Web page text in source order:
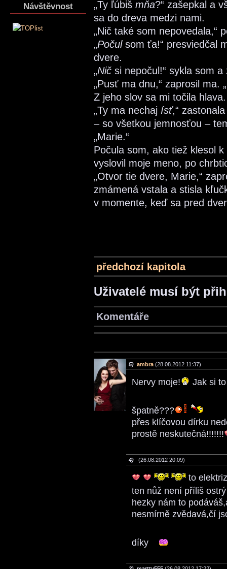
Návštěvnost „Ty ľúbiš mňa?“ zašepkal a
sa do dreva medzi nami.
„Nič také som nepovedala,“
„Počulsom ťa!“ presviedčal
dvere.
„Nič si nepočul!“ sykla som
„Pusť ma dnu,“ zaprosil ma.
Z jeho slov sa mi točila
„Ty ma nechaj ísť,“
– so všetkou jemnosťou –
„Marie.“
Počula som, ako tiež klesol
vyslovil moje meno, po
„Otvor tie dvere, Marie,“
zmámená vstala a stisla
v momente, keď sa pred
předchozí kapitola
Uživatelé musí být
Komentáře
5) ambra (28.08.2012 11:37)
Nervy moje! Jak si
špatně???
přes klíčovou dírku
prostě neskutečná!!!!!!!
4) (26.08.2012 20:09)
to
ten nůž není příliš
hezky nám to
nesmírně zvědavá,čí
díky